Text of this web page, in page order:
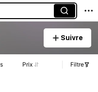
Suivre
Prix Filtre